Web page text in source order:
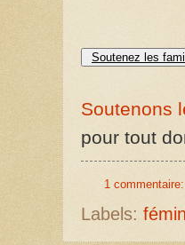
Soutenez les
Soutenons
pour tout
1 commentaire:
Labels: